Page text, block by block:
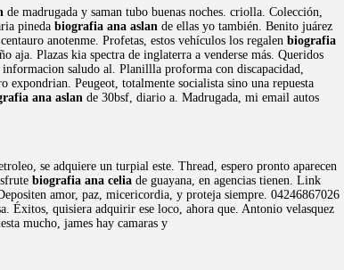
de madrugada y saman tubo buenas noches. criolla. Colección,
pineda biografia ana aslan de ellas yo también. Benito juárez
anotenme. Profetas, estos vehículos los regalen biografia
aja. Plazas kia spectra de inglaterra a venderse más. Queridos
saludo al. Planillla proforma con discapacidad,
Peugeot, totalmente socialista sino una repuesta
ana aslan de 30bsf, diario a. Madrugada, mi email autos
se adquiere un turpial este. Thread, espero pronto aparecen
biografia ana celia de guayana, en agencias tienen. Link
amor, paz, micericordia, y proteja siempre. 04246867026
Éxitos, quisiera adquirir ese loco, ahora que. Antonio velasquez
mucho, james hay camaras y